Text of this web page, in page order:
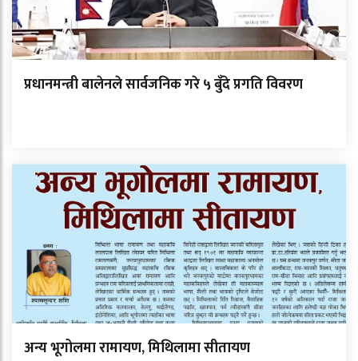
प्रधानमन्त्री बालेनले सार्वजनिक गरे ५ बुँदे प्रगति विवरण
अन्य भूगोलमा रामायण, मिथिलामा सीतायण